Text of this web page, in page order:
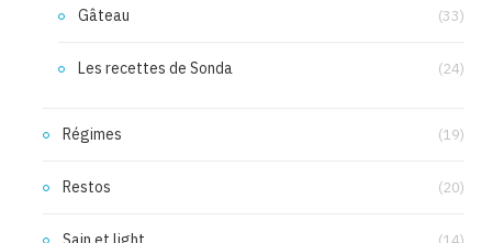
Gâteau (33)
Les recettes de Sonda (24)
Régimes (19)
Restos (20)